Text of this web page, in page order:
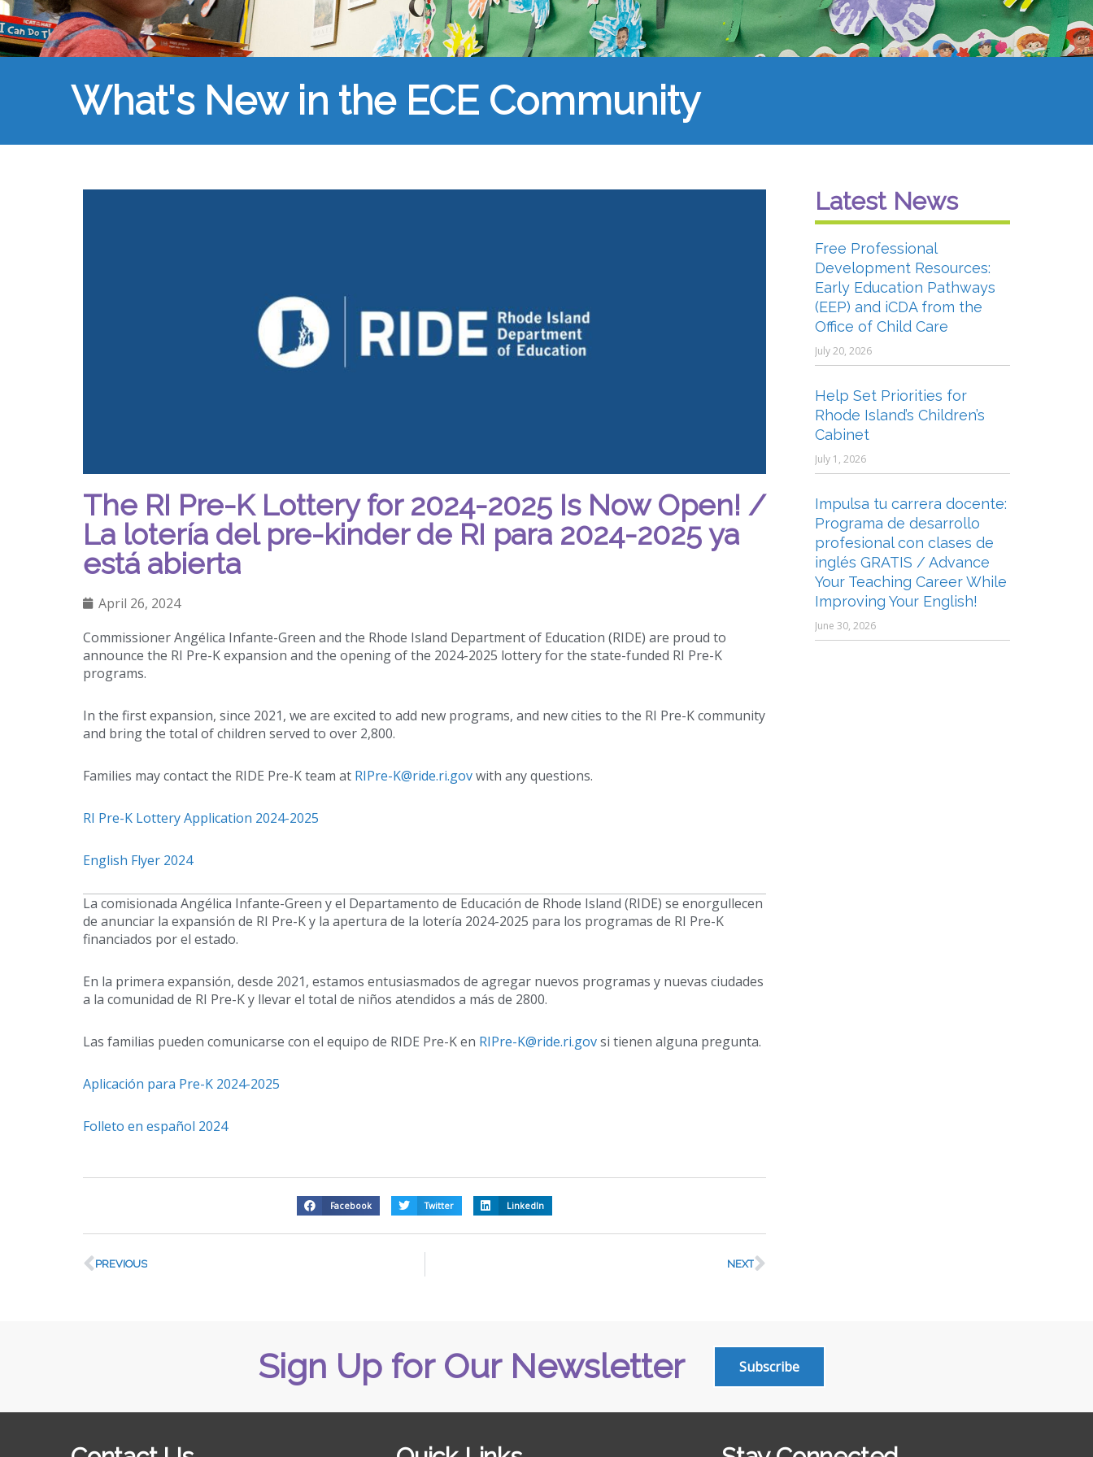
What's New in the ECE Community
The RI Pre-K Lottery for 2024-2025 Is Now Open! /
La lotería del pre-kinder de RI para 2024-2025 ya
está abierta
April 26, 2024
Commissioner Angélica Infante-Green and the Rhode Island Department of Education (RIDE) are proud to
announce the RI Pre-K expansion and the opening of the 2024-2025 lottery for the state-funded RI Pre-K
programs.
In the first expansion, since 2021, we are excited to add new programs, and new cities to the RI Pre-K community
and bring the total of children served to over 2,800.
Families may contact the RIDE Pre-K team at RIPre-K@ride.ri.govwith any questions.
RI Pre-K Lottery Application 2024-2025
English Flyer 2024
La comisionada Angélica Infante-Green y el Departamento de Educación de Rhode Island (RIDE) se enorgullecen
de anunciar la expansión de RI Pre-K y la apertura de la lotería 2024-2025 para los programas de RI Pre-K
financiados por el estado.
En la primera expansión, desde 2021, estamos entusiasmados de agregar nuevos programas y nuevas ciudades
a la comunidad de RI Pre-K y llevar el total de niños atendidos a más de 2800.
Las familias pueden comunicarse con el equipo de RIDE Pre-K en RIPre-K@ride.ri.govsi tienen alguna pregunta.
Aplicación para Pre-K 2024-2025
Folleto en español 2024
Facebook Twitter LinkedIn
PREVIOUS NEXT
Latest News
Free Professional
Development Resources:
Early Education Pathways
(EEP) and iCDA from the
Office of Child Care
July 20, 2026
Help Set Priorities for
Rhode Island’s Children’s
Cabinet
July 1, 2026
Impulsa tu carrera docente:
Programa de desarrollo
profesional con clases de
inglés GRATIS / Advance
Your Teaching Career While
Improving Your English!
June 30, 2026
Sign Up for Our Newsletter Subscribe